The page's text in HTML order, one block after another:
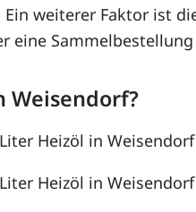
weiterer Faktor ist
eine
Weisendorf?
Heizöl in
Heizöl in